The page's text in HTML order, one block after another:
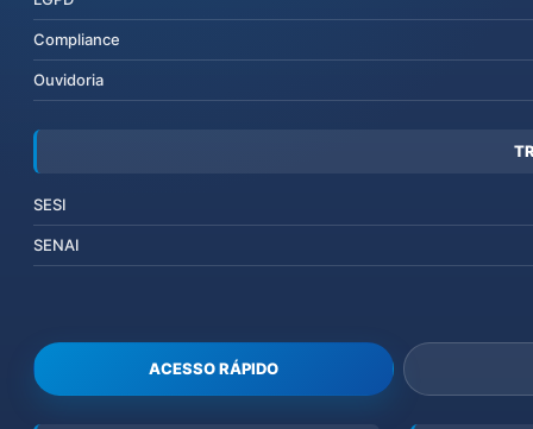
Compliance
Ouvidoria
SESI
SENAI
ACESSO RÁPIDO